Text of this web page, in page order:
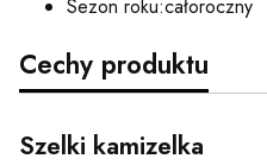
Sezon roku:całoroczny
Cechy produktu
Szelki kamizelka